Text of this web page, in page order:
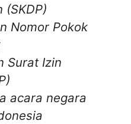
(SKDP)
Nomor Pokok
Surat Izin
acara negara